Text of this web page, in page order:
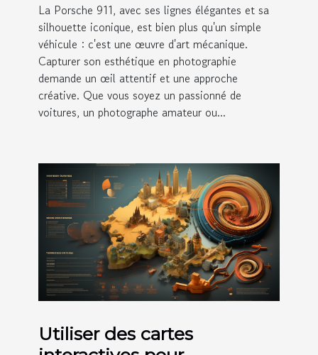
La Porsche 911, avec ses lignes élégantes et sa
silhouette iconique, est bien plus qu'un simple
véhicule : c'est une œuvre d'art mécanique.
Capturer son esthétique en photographie
demande un œil attentif et une approche
créative. Que vous soyez un passionné de
voitures, un photographe amateur ou...
Utiliser des cartes